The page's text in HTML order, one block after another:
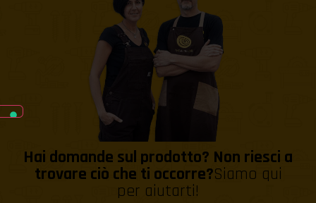
Hai domande sul prodotto? Non riesci a
trovare ciò che ti occorre?Siamo qui
per aiutarti!